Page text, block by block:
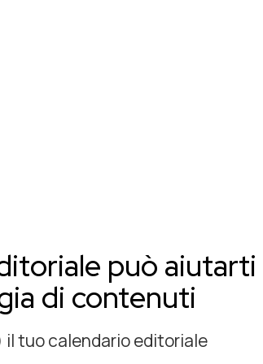
può aiutarti
di contenuti
il tuo calendario editoriale